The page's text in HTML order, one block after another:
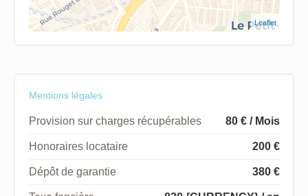
Leaflet
Mentions légales
Provision sur charges récupérables 80 € / Mois
Honoraires locataire 200 €
Dépôt de garantie 380 €